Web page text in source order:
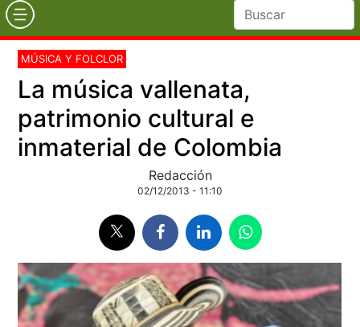
MÚSICA Y FOLCLOR
La música vallenata,
patrimonio cultural e
inmaterial de Colombia
Redacción
02/12/2013 - 11:10